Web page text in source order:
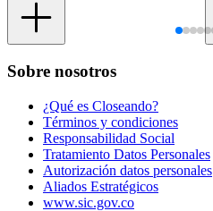
Sobre nosotros
¿Qué es Closeando?
Términos y condiciones
Responsabilidad Social
Tratamiento Datos Personales
Autorización datos personales
Aliados Estratégicos
www.sic.gov.co